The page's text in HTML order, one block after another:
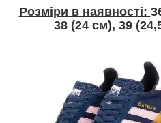
Розміри в наявності:
38 (24 см), 39